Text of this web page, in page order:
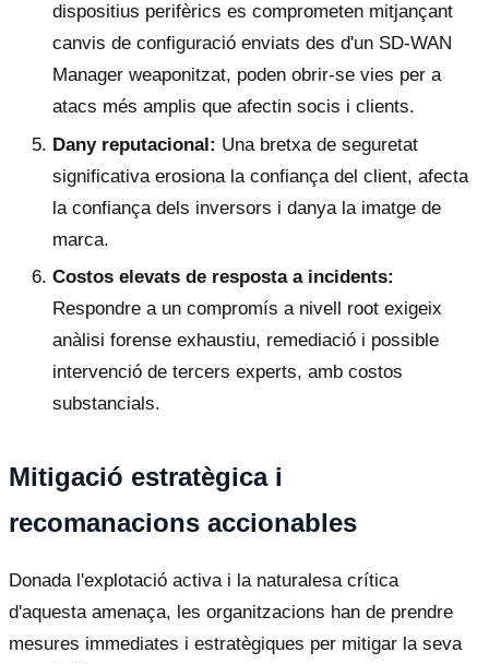
dispositius perifèrics es comprometen mitjançant
canvis de configuració enviats des d'un SD-WAN
Manager weaponitzat, poden obrir-se vies per a
atacs més amplis que afectin socis i clients.
Dany reputacional: Una bretxa de seguretat
significativa erosiona la confiança del client, afecta
la confiança dels inversors i danya la imatge de
marca.
Costos elevats de resposta a incidents:
Respondre a un compromís a nivell root exigeix
anàlisi forense exhaustiu, remediació i possible
intervenció de tercers experts, amb costos
substancials.
Mitigació estratègica i
recomanacions accionables
Donada l'explotació activa i la naturalesa crítica
d'aquesta amenaça, les organitzacions han de prendre
mesures immediates i estratègiques per mitigar la seva